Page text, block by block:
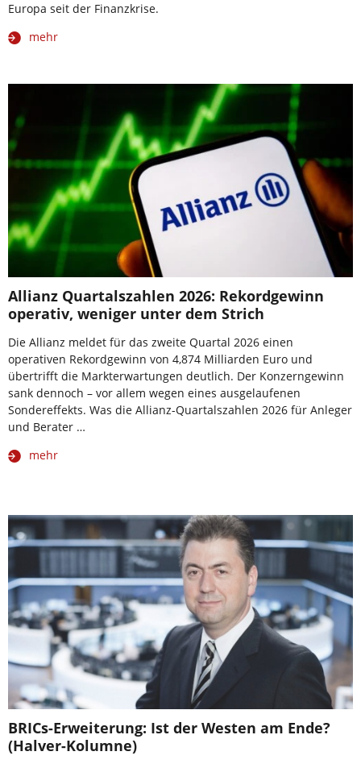
Europa seit der Finanzkrise.
mehr
Allianz Quartalszahlen 2026: Rekordgewinn
operativ, weniger unter dem Strich
Die Allianz meldet für das zweite Quartal 2026 einen
operativen Rekordgewinn von 4,874 Milliarden Euro und
übertrifft die Markterwartungen deutlich. Der Konzerngewinn
sank dennoch – vor allem wegen eines ausgelaufenen
Sondereffekts. Was die Allianz-Quartalszahlen 2026 für Anleger
und Berater …
mehr
BRICs-Erweiterung: Ist der Westen am Ende?
(Halver-Kolumne)